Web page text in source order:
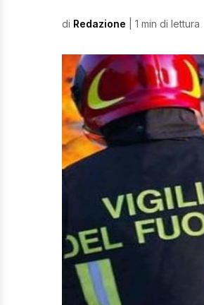
di Redazione | 1 min di lettura